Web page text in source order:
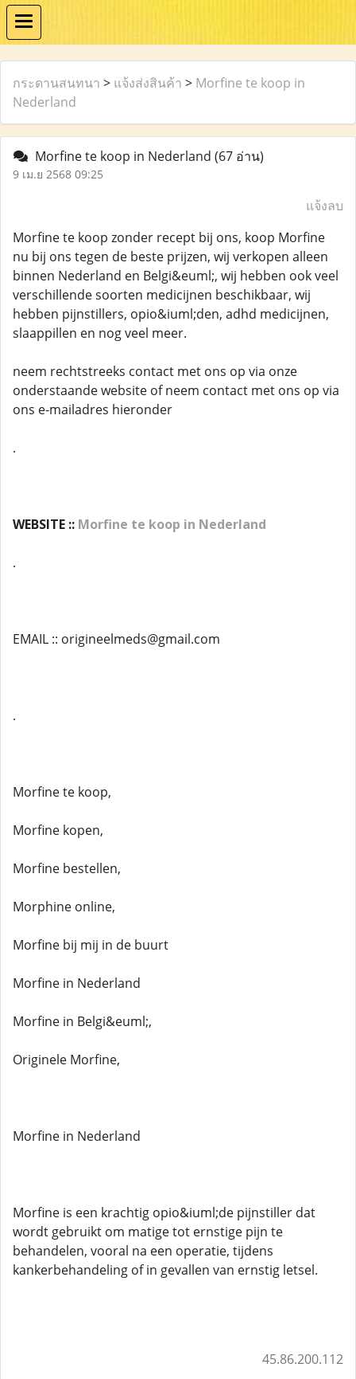
กระดานสนทนา > แจ้งส่งสินค้า > Morfine te koop in
Nederland
Morfine te koop in Nederland (67 อ่าน)
9 เม.ย 2568 09:25
แจ้งลบ
Morfine te koop zonder recept bij ons, koop Morfine
nu bij ons tegen de beste prijzen, wij verkopen alleen
binnen Nederland en Belgi&euml;, wij hebben ook veel
verschillende soorten medicijnen beschikbaar, wij
hebben pijnstillers, opio&iuml;den, adhd medicijnen,
slaappillen en nog veel meer.
neem rechtstreeks contact met ons op via onze
onderstaande website of neem contact met ons op via
ons e-mailadres hieronder
.
WEBSITE :: Morfine te koop in Nederland
.
EMAIL :: origineelmeds@gmail.com
.
Morfine te koop,
Morfine kopen,
Morfine bestellen,
Morphine online,
Morfine bij mij in de buurt
Morfine in Nederland
Morfine in Belgi&euml;,
Originele Morfine,
Morfine in Nederland
Morfine is een krachtig opio&iuml;de pijnstiller dat
wordt gebruikt om matige tot ernstige pijn te
behandelen, vooral na een operatie, tijdens
kankerbehandeling of in gevallen van ernstig letsel.
45.86.200.112